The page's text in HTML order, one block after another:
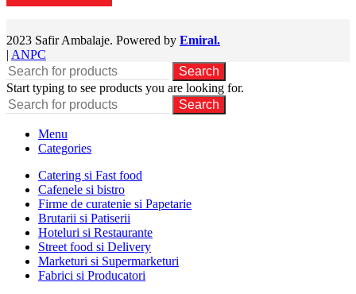
2023 Safir Ambalaje. Powered by Emiral.
| ANPC
Search
Start typing to see products you are looking for.
Search
Menu
Categories
Catering si Fast food
Cafenele si bistro
Firme de curatenie si Papetarie
Brutarii si Patiserii
Hoteluri si Restaurante
Street food si Delivery
Marketuri si Supermarketuri
Fabrici si Producatori